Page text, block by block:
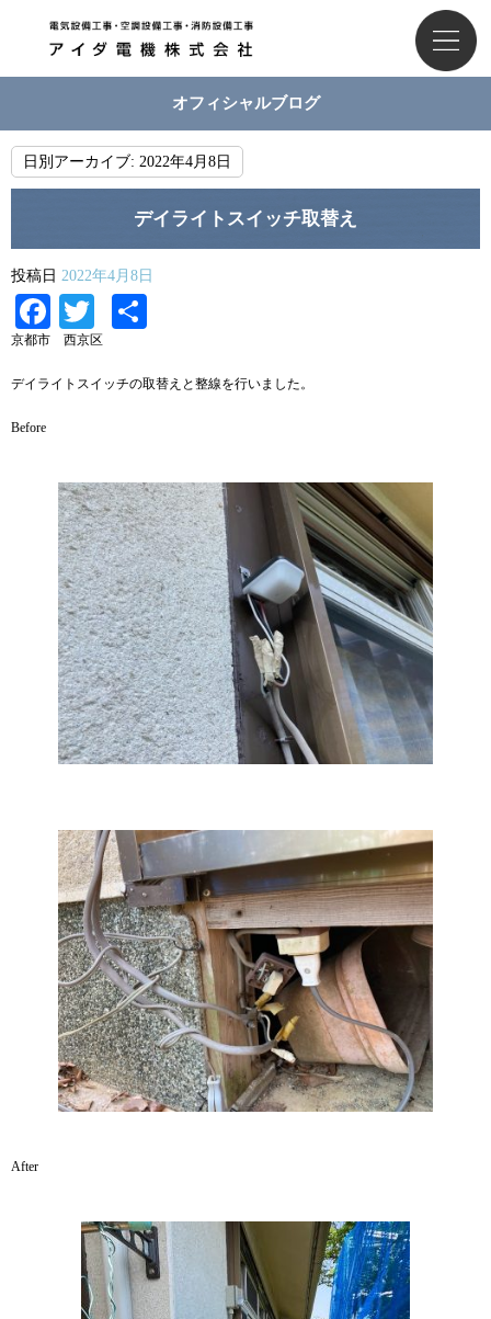
オフィシャルブログ
日別アーカイブ: 2022年4月8日
デイライトスイッチ取替え
投稿日 2022年4月8日
Facebook
Twitter
京都市 西京区
デイライトスイッチの取替えと整線を行いました。
Before
After